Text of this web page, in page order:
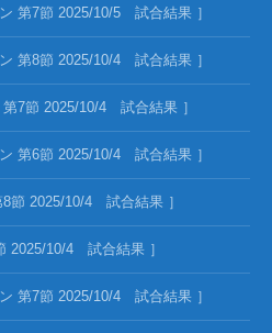
第7節 2025/10/5 試合結果 ］
第8節 2025/10/4 試合結果 ］
7節 2025/10/4 試合結果 ］
第6節 2025/10/4 試合結果 ］
節 2025/10/4 試合結果 ］
2025/10/4 試合結果 ］
第7節 2025/10/4 試合結果 ］